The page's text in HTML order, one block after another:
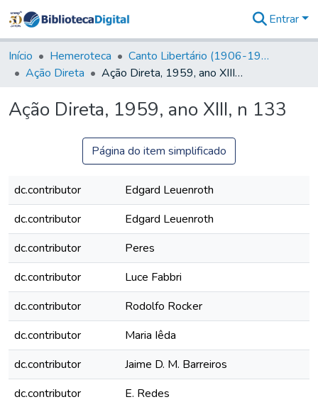
&
Coleções
Tudo na
Digital
Entrar
Início Hemeroteca
Canto Libertário (1906-1995)
Ação Direta
Ação Direta, 1959, ano XIII, n 133
Ação Direta, 1959, ano XIII, n 133
Página do item simplificado
dc.contributor
Edgard Leuenroth
dc.contributor
Edgard Leuenroth
dc.contributor
Peres
dc.contributor
Luce Fabbri
dc.contributor
Rodolfo Rocker
dc.contributor
Maria Iêda
dc.contributor
Jaime D. M. Barreiros
dc.contributor
E. Redes